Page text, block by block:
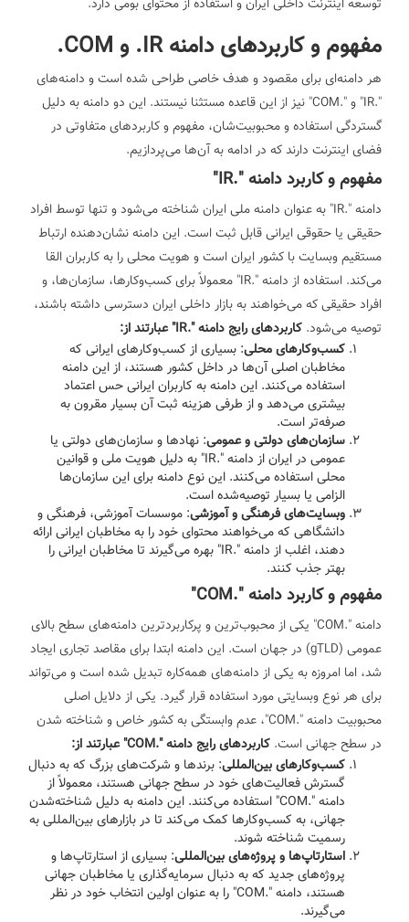
توسعه اینترنت داخلی ایران و استفاده از محتوای بومی دارد.
مفهوم و کاربردهای دامنه IR. و COM.
هر دامنه‌ای برای مقصود و هدف خاصی طراحی شده است و دامنه‌های
".IR" و ".COM" نیز از این قاعده مستثنا نیستند. این دو دامنه به دلیل
گستردگی استفاده و محبوبیت‌شان، مفهوم و کاربردهای متفاوتی در
فضای اینترنت دارند که در ادامه به آن‌ها می‌پردازیم.
مفهوم و کاربرد دامنه ".IR"
دامنه ".IR" به عنوان دامنه ملی ایران شناخته می‌شود و تنها توسط افراد
حقیقی یا حقوقی ایرانی قابل ثبت است. این دامنه نشان‌دهنده ارتباط
مستقیم وبسایت با کشور ایران است و هویت محلی را به کاربران القا
می‌کند. استفاده از دامنه ".IR" معمولاً برای کسب‌وکارها، سازمان‌ها، و
افراد حقیقی که می‌خواهند به بازار داخلی ایران دسترسی داشته باشند،
توصیه می‌شود. کاربردهای رایج دامنه ".IR" عبارتند از:
کسب‌وکارهای محلی: بسیاری از کسب‌وکارهای ایرانی که
مخاطبان اصلی آن‌ها در داخل کشور هستند، از این دامنه
استفاده می‌کنند. این دامنه به کاربران ایرانی حس اعتماد
بیشتری می‌دهد و از طرفی هزینه ثبت آن بسیار مقرون به
صرفه‌تر است.
سازمان‌های دولتی و عمومی: نهادها و سازمان‌های دولتی یا
عمومی در ایران از دامنه ".IR" به دلیل هویت ملی و قوانین
محلی استفاده می‌کنند. این نوع دامنه برای این سازمان‌ها
الزامی یا بسیار توصیه‌شده است.
وبسایت‌های فرهنگی و آموزشی: موسسات آموزشی، فرهنگی و
دانشگاهی که می‌خواهند محتوای خود را به مخاطبان ایرانی ارائه
دهند، اغلب از دامنه ".IR" بهره می‌گیرند تا مخاطبان ایرانی را
بهتر جذب کنند.
مفهوم و کاربرد دامنه ".COM"
دامنه ".COM" یکی از محبوب‌ترین و پرکاربردترین دامنه‌های سطح بالای
عمومی (gTLD) در جهان است. این دامنه ابتدا برای مقاصد تجاری ایجاد
شد، اما امروزه به یکی از دامنه‌های همه‌کاره تبدیل شده است و می‌تواند
برای هر نوع وبسایتی مورد استفاده قرار گیرد. یکی از دلایل اصلی
محبوبیت دامنه ".COM"، عدم وابستگی به کشور خاص و شناخته شدن
در سطح جهانی است. کاربردهای رایج دامنه ".COM" عبارتند از:
کسب‌وکارهای بین‌المللی: برندها و شرکت‌های بزرگ که به دنبال
گسترش فعالیت‌های خود در سطح جهانی هستند، معمولاً از
دامنه ".COM" استفاده می‌کنند. این دامنه به دلیل شناخته‌شدن
جهانی، به کسب‌وکارها کمک می‌کند تا در بازارهای بین‌المللی به
رسمیت شناخته شوند.
استارتاپ‌ها و پروژه‌های بین‌المللی: بسیاری از استارتاپ‌ها و
پروژه‌های جدید که به دنبال سرمایه‌گذاری یا مخاطبان جهانی
هستند، دامنه ".COM" را به عنوان اولین انتخاب خود در نظر
می‌گیرند.